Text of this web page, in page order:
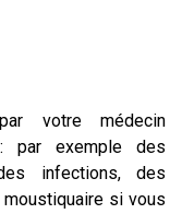
votre médecin
par exemple des
infections, des
si vous